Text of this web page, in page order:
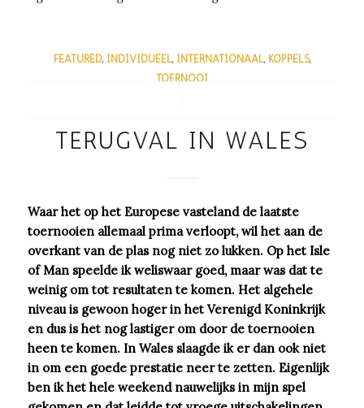
FEATURED, INDIVIDUEEL, INTERNATIONAAL, KOPPELS,
TOERNOOI
TERUGVAL IN WALES
Waar het op het Europese vasteland de laatste
toernooien allemaal prima verloopt, wil het aan de
overkant van de plas nog niet zo lukken. Op het Isle
of Man speelde ik weliswaar goed, maar was dat te
weinig om tot resultaten te komen. Het algehele
niveau is gewoon hoger in het Verenigd Koninkrijk
en dus is het nog lastiger om door de toernooien
heen te komen. In Wales slaagde ik er dan ook niet
in om een goede prestatie neer te zetten. Eigenlijk
ben ik het hele weekend nauwelijks in mijn spel